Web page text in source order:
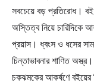
সবচেয়ে বড় প্রতিরোধ। বই
অস্তিত্ব নিয়ে চারিদিকে
প্রয়াস। ধ্বংস ও ধসের
চিন্তাভাবনার শাণিত
চকঝমকের আকর্ষণে